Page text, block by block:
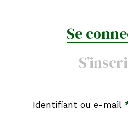
Se
Identifiant ou e-mail